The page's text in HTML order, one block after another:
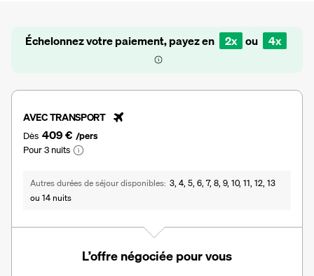
Échelonnez votre paiement, payez en 2x ou 4x
AVEC TRANSPORT
Dès 409 € /pers
Pour 3 nuits
Autres durées de séjour disponibles 3, 4, 5, 6, 7, 8, 9, 10, 11, 12, 13
ou 14 nuits
L’offre négociée pour vous